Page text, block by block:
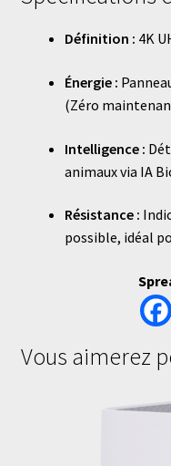
Définition : 4K
Énergie :
(Zéro
Intelligence :
animaux via IA
Résistance :
possible, idéal
Vous aimerez